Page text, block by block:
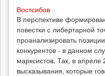
Востсибов
В перспективе
повестки с либертарной
проанализировать
конкурентов - в данном
марксистов. Так, в
высказывания, которые